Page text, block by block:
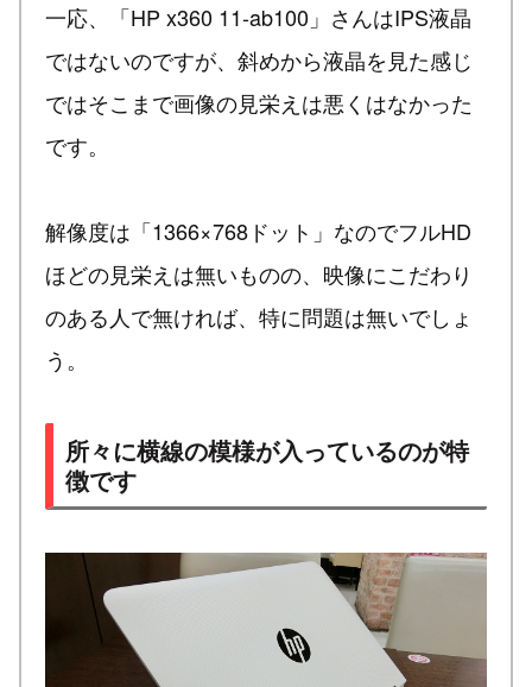
一応、「HP x360 11-ab100」さんはIPS液晶
ではないのですが、斜めから液晶を見た感じ
ではそこまで画像の見栄えは悪くはなかった
です。
解像度は「1366×768ドット」なのでフルHD
ほどの見栄えは無いものの、映像にこだわり
のある人で無ければ、特に問題は無いでしょ
う。
所々に横線の模様が入っているのが特
徴です